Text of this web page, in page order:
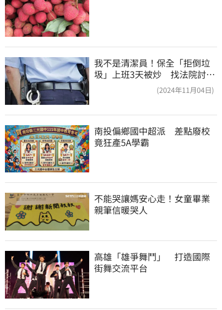
我不是清潔員！保全「拒倒垃
圾」上班3天被炒 找法院討公
(2024年11月04日)
南投偏鄉國中超派　差點廢校
竟狂產5A學霸
不能哭讓媽安心走！女童畢業
親筆信暖哭人
高雄「雄爭舞鬥」　打造國際
街舞交流平台